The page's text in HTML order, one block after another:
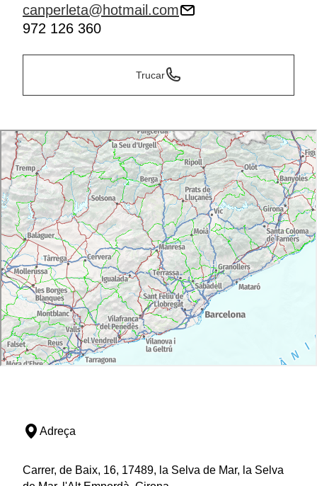
canperleta@hotmail.com
972 126 360
Trucar
Adreça
Carrer, de Baix, 16, 17489, la Selva de Mar, la Selva